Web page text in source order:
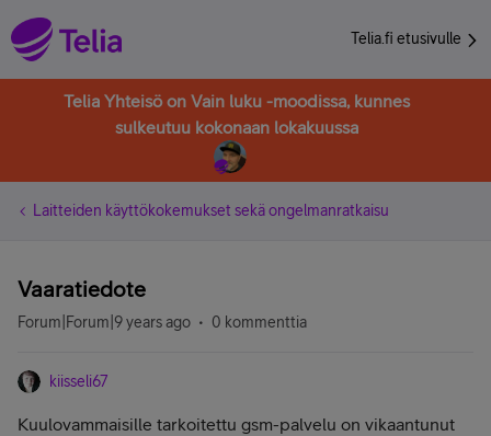
Telia.fi etusivulle
Telia Yhteisö on Vain luku -moodissa, kunnes
sulkeutuu kokonaan lokakuussa
Laitteiden käyttökokemukset sekä ongelmanratkaisu
Vaaratiedote
Forum|Forum|9 years ago 0 kommenttia
kiisseli67
Kuulovammaisille tarkoitettu gsm-palvelu on vikaantunut